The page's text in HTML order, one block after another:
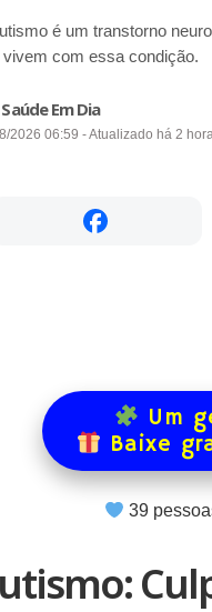
é um transtorno
vivem com essa condição.
Em Dia
2026 06:59 - Atualizado há 2
Um
Baixe
39